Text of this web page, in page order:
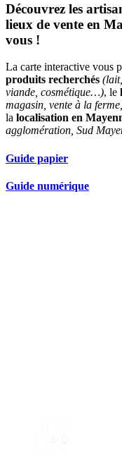
Découvrez les
lieux de vente en
vous !
La carte interactive vous
produits recherchés
viande, cosmétique…), le
magasin, vente à la
la localisation en
agglomération, Sud
Guide papier
Guide numérique